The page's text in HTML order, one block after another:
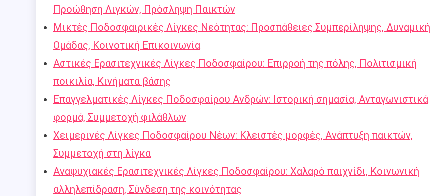
Προώθηση Λιγκών, Πρόσληψη Παικτών
Μικτές Ποδοσφαιρικές Λίγκες Νεότητας: Προσπάθειες Συμπερίληψης, Δυναμική
Ομάδας, Κοινοτική Επικοινωνία
Αστικές Ερασιτεχνικές Λίγκες Ποδοσφαίρου: Επιρροή της πόλης, Πολιτισμική
ποικιλία, Κινήματα βάσης
Επαγγελματικές Λίγκες Ποδοσφαίρου Ανδρών: Ιστορική σημασία, Ανταγωνιστικά
φορμά, Συμμετοχή φιλάθλων
Χειμερινές Λίγκες Ποδοσφαίρου Νέων: Κλειστές μορφές, Ανάπτυξη παικτών,
Συμμετοχή στη λίγκα
Αναψυχιακές Ερασιτεχνικές Λίγκες Ποδοσφαίρου: Χαλαρό παιχνίδι, Κοινωνική
αλληλεπίδραση, Σύνδεση της κοινότητας